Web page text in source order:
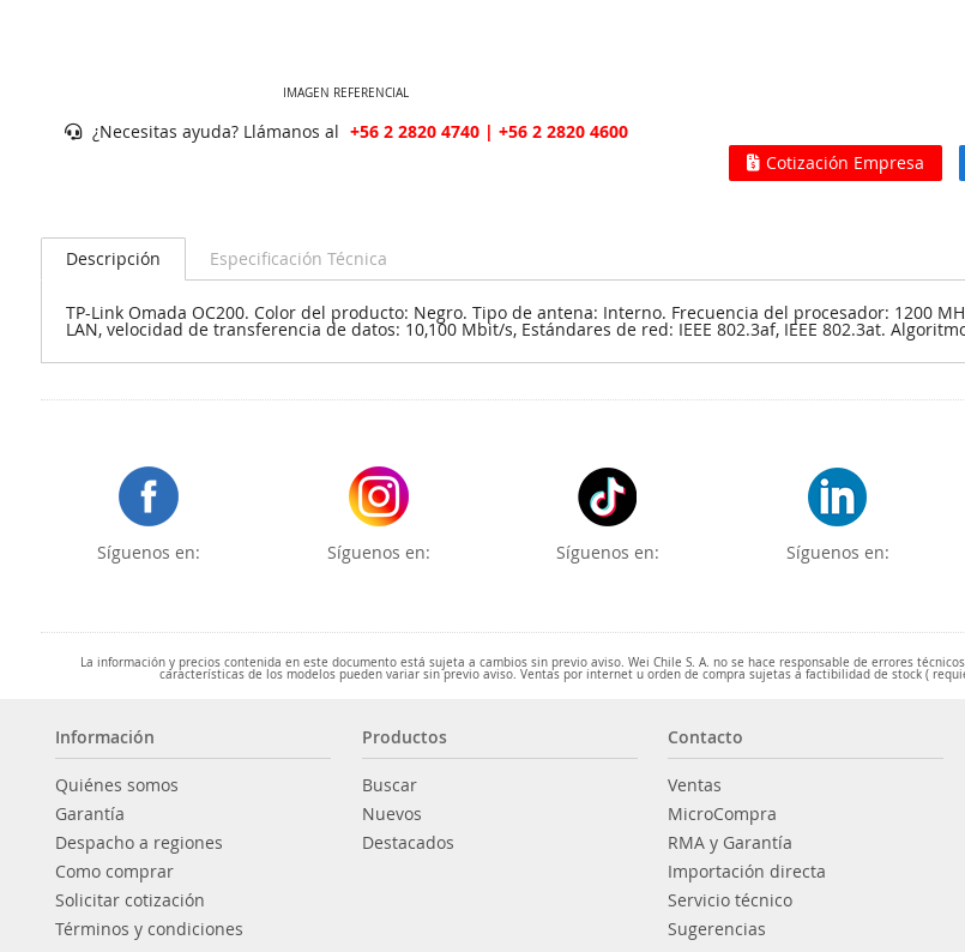
IMAGEN REFERENCIAL
¿Necesitas ayuda? Llámanos al +56 2 2820 4740 | +56 2 2820 4600
Cotización Empresa
Descripción Especificación Técnica
TP-Link Omada OC200. Color del producto: Negro. Tipo de antena: Interno. Frecuencia del procesador: 1200
LAN, velocidad de transferencia de datos: 10,100 Mbit/s, Estándares de red: IEEE 802.3af, IEEE 802.3at.
Síguenos en: Síguenos en: Síguenos en: Síguenos en:
La información y precios contenida en este documento está sujeta a cambios sin previo aviso. Wei Chile S. A. no se hace responsable de errores
características de los modelos pueden variar sin previo aviso. Ventas por internet u orden de compra sujetas a factibilidad de stock (
Información
Quiénes somos
Garantía
Despacho a regiones
Como comprar
Solicitar cotización
Términos y condiciones
Productos
Buscar
Nuevos
Destacados
Contacto
Ventas
MicroCompra
RMA y Garantía
Importación directa
Servicio técnico
Sugerencias